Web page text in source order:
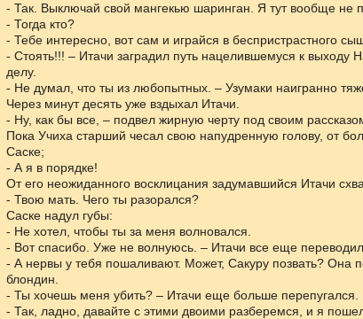
- Так. Выключай свой мангекью шаринган. Я тут вообще не
- Тогда кто?
- Тебе интересно, вот сам и играйся в беспристрастного
- Стоять!!! – Итачи заградил путь нацелившемуся к выходу
делу.
- Не думал, что ты из любопытных. – Узумаки наигранно
Через минут десять уже вздыхал Итачи.
- Ну, как бы все, – подвел жирную черту под своим
Пока Учиха старший чесал свою напудренную голову, от
Саске;
- А я в порядке!
От его неожиданного восклицания задумавшийся Итачи
- Твою мать. Чего ты разорался?
Саске надул губы:
- Не хотел, чтобы ты за меня волновался.
- Вот спасибо. Уже не волнуюсь. – Итачи все еще переводил
- А нервы у тебя пошаливают. Может, Сакуру позвать? Она
блондин.
- Ты хочешь меня убить? – Итачи еще больше перепугался.
- Так, ладно, давайте с этими двоими разберемся, и я